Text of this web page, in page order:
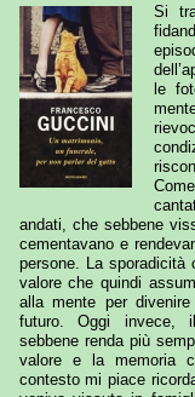
Si
le
andati, che sebbene
cementavano e
persone. La
valore che quindi
alla mente per
futuro. Oggi invece,
sebbene renda più
valore e la memoria
contesto mi piace